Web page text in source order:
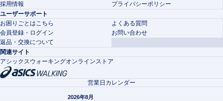
採用情報
プライバシーポリシー
ユーザーサポート
お困りごとはこちら
よくある質問
会員登録・ログイン
お問い合わせ
返品・交換について
関連サイト
アシックスウォーキングオンラインストア
営業日カレンダー
2026年8月